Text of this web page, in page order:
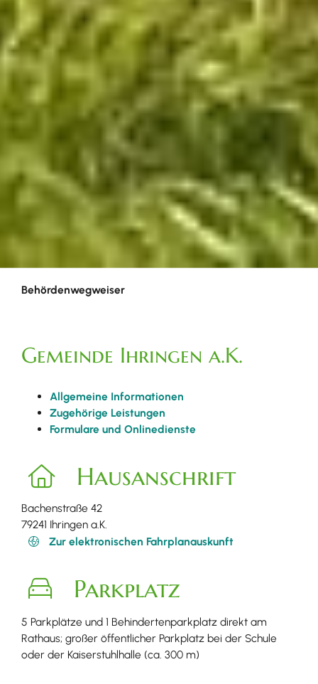
Behördenwegweiser
Gemeinde Ihringen a.K.
Allgemeine Informationen
Zugehörige Leistungen
Formulare und Onlinedienste
Hausanschrift
Bachenstraße 42
79241 Ihringen a.K.
Zur elektronischen Fahrplanauskunft
Parkplatz
5 Parkplätze und 1 Behindertenparkplatz direkt am
Rathaus; großer öffentlicher Parkplatz bei der Schule
oder der Kaiserstuhlhalle (ca. 300 m)